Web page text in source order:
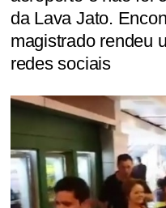
da Lava Jato.
magistrado rendeu
redes sociais